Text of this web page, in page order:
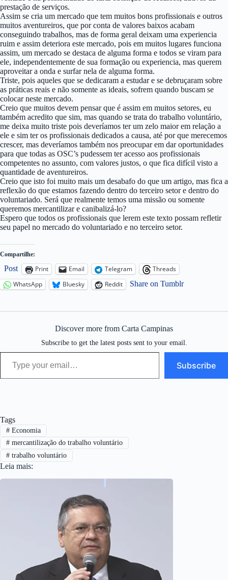
prestação de serviços.
Assim se cria um mercado que tem muitos bons profissionais e outros
muitos aventureiros, que por conta de valores baixos acabam
conseguindo trabalhos, mas de forma geral deixam uma experiencia
ruim e assim deteriora este mercado, pois em muitos lugares funciona
assim, um mercado se destaca de alguma forma e todos se viram para
ele, independentemente de sua formação ou experiencia, mas querem
aproveitar a onda e surfar nela de alguma forma.
Triste, pois aqueles que se dedicaram a estudar e se debruçaram sobre
as práticas reais e não somente as ideais, sofrem quando buscam se
colocar neste mercado.
Creio que muitos devem pensar que é assim em muitos setores, eu
também acredito que sim, mas quando se trata do trabalho voluntário,
me deixa muito triste pois deveríamos ter um zelo maior em relação a
ele e sim ter os profissionais dedicados a causa, até por que merecemos
crescer, mas deveríamos também nos preocupar em dar oportunidades
para que todas as OSC’s pudessem ter acesso aos profissionais
competentes no assunto, com valores justos, o que fica difícil visto a
quantidade de aventureiros.
Creio que isto foi muito mais um desabafo do que um artigo, mas fica a
reflexão do que estamos fazendo dentro do terceiro setor e dentro do
voluntariado. Será que realmente temos uma missão ou somente
queremos mercantilizar e canibalizá-lo?
Espero que todos os profissionais que lerem este texto possam refletir
seu papel no mercado do voluntariado e no terceiro setor.
Compartilhe:
Post Print Email Telegram
Threads
WhatsApp
Bluesky Reddit Share on Tumblr
Discover more from Carta Campinas
Subscribe to get the latest posts sent to your email.
Type your email…
Subscribe
Tags
#Economia
#mercantilização do trabalho voluntário
#trabalho voluntário
Leia mais: